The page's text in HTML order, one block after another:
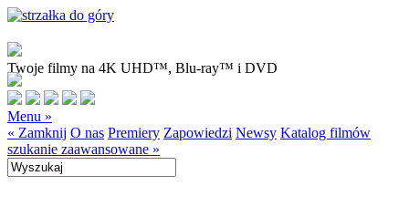
Twoje filmy na 4K UHD™, Blu-ray™ i DVD
Menu »
« Zamknij O nas Premiery Zapowiedzi Newsy Katalog filmów
szukanie zaawansowane »